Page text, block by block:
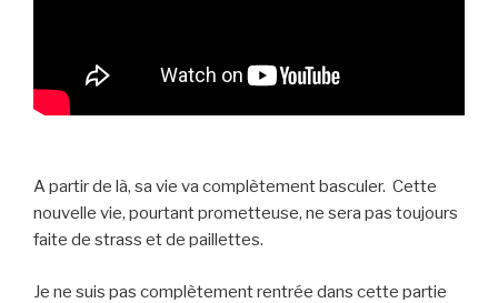
A partir de là, sa vie va complètement basculer. Cette
nouvelle vie, pourtant prometteuse, ne sera pas toujours
faite de strass et de paillettes.
Je ne suis pas complètement rentrée dans cette partie